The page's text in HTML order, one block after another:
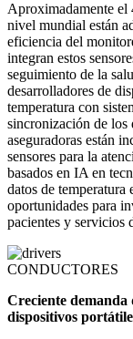
Aproximadamente el
nivel mundial están
eficiencia del
integran estos
seguimiento de la
desarrolladores de
temperatura con
sincronización de los
aseguradoras están
sensores para la
basados ​​en IA en
datos de temperatura
oportunidades para
pacientes y servicios
CONDUCTORES
Creciente
dispositivos